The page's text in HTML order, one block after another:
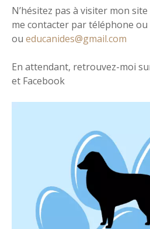
N’hésitez pas à visiter mon site
me contacter par téléphone ou
ou educanides@gmail.com
En attendant, retrouvez-moi
et Facebook